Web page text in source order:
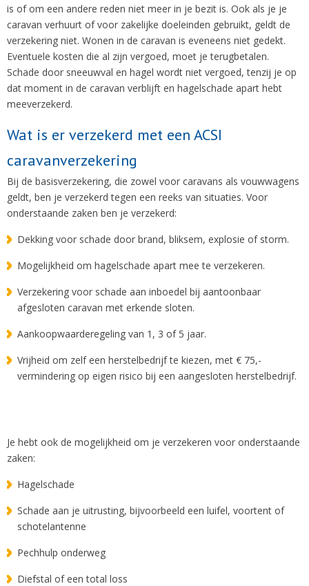
is of om een andere reden niet meer in je bezit is. Ook als je je
caravan verhuurt of voor zakelijke doeleinden gebruikt, geldt de
verzekering niet. Wonen in de caravan is eveneens niet gedekt.
Eventuele kosten die al zijn vergoed, moet je terugbetalen.
Schade door sneeuwval en hagel wordt niet vergoed, tenzij je op
dat moment in de caravan verblijft en hagelschade apart hebt
meeverzekerd.
Wat is er verzekerd met een ACSI
caravanverzekering
Bij de basisverzekering, die zowel voor caravans als vouwwagens
geldt, ben je verzekerd tegen een reeks van situaties. Voor
onderstaande zaken ben je verzekerd:
Dekking voor schade door brand, bliksem, explosie of storm.
Mogelijkheid om hagelschade apart mee te verzekeren.
Verzekering voor schade aan inboedel bij aantoonbaar
afgesloten caravan met erkende sloten.
Aankoopwaarderegeling van 1, 3 of 5 jaar.
Vrijheid om zelf een herstelbedrijf te kiezen, met € 75,-
vermindering op eigen risico bij een aangesloten herstelbedrijf.
Je hebt ook de mogelijkheid om je verzekeren voor onderstaande
zaken:
Hagelschade
Schade aan je uitrusting, bijvoorbeeld een luifel, voortent of
schotelantenne
Pechhulp onderweg
Diefstal of een total loss